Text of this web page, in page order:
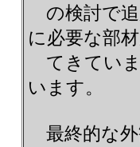
の検討で追
に必要な部
てきていま
います。
最終的な外